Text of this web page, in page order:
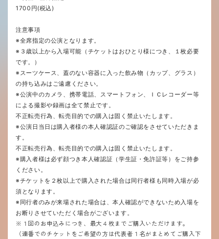
1700円(税込)
注意事項
※全席指定の公演となります。
※３歳以上から入場可能（チケットはおひとり様につき、１枚必要
です。）
※スーツケース、蓋のない容器に入った飲み物（カップ、グラス）
の持ち込みはご遠慮ください。
※公演中のカメラ、携帯電話、スマートフォン、ＩＣレコーダー等
による撮影や録画は全て禁止です。
不正転売行為、転売目的での購入は固く禁止いたします。
※公演日当日は購入者様の本人確認証のご確認をさせていただきま
す。
不正転売行為、転売目的での購入は固く禁止いたします。
※購入者様は必ず顔つき本人確認証（学生証・免許証等）をご持参
ください。
※チケットを２枚以上で購入された場合は同行者様も同時入場が必
須となります。
※同行者のみが来場された場合は、本人確認ができないため入場を
お断りさせていただく場合がございます。
※１回のお申込みにつき、最大４枚までご購入いただけます。
（連番でのチケットをご希望の方は代表者１名がまとめてご購入下